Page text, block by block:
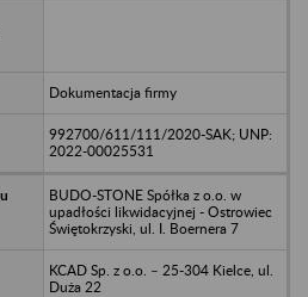
Dokumentacja firmy
992700/611/111/2020-SAK; UNP:
2022-00025531
BUDO-STONE Spółka z o.o. w
upadłości likwidacyjnej - Ostrowiec
Świętokrzyski, ul. I. Boernera 7
KCAD Sp. z o.o. – 25-304 Kielce, ul.
Duża 22